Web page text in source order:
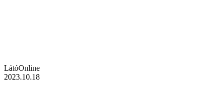
LátóOnline
2023.10.18